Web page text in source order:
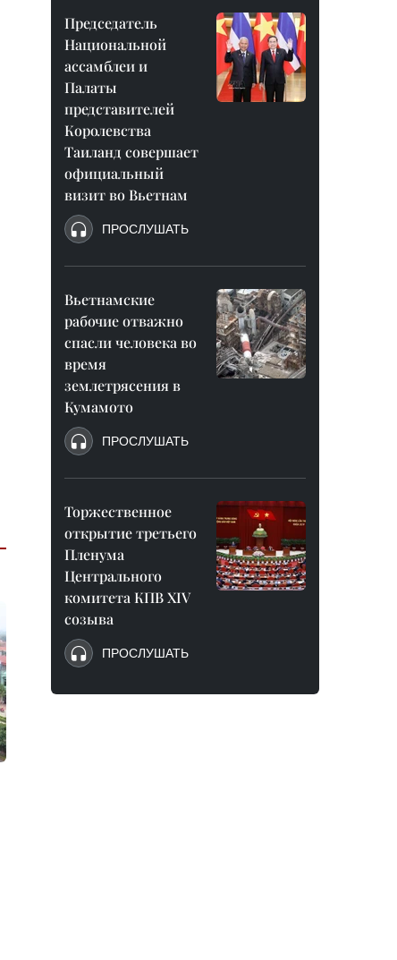
Председатель
Национальной
ассамблеи и
Палаты
представителей
Королевства
Таиланд совершает
официальный
визит во Вьетнам
ПРОСЛУШАТЬ
Вьетнамские
рабочие отважно
спасли человека во
время
землетрясения в
Кумамото
ПРОСЛУШАТЬ
Торжественное
открытие третьего
Пленума
Центрального
комитета КПВ XIV
созыва
ПРОСЛУШАТЬ